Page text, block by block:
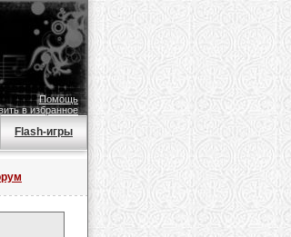
Помощь
в избранное
Flash-игры